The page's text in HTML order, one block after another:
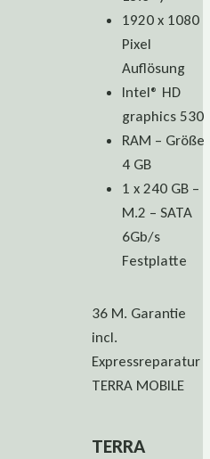
1920 x 1080
Pixel
Auflösung
Intel® HD
graphics 530
RAM – Größe
4 GB
1 x 240 GB –
M.2 – SATA
6Gb/s
Festplatte
36 M. Garantie
incl.
Expressreparatur
TERRA MOBILE
TERRA